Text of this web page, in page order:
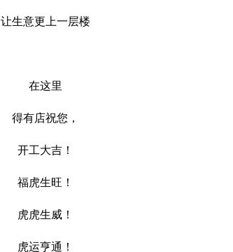
让生意更上一层楼
在这里
得有店祝您，
开工大吉！
福虎生旺！
虎虎生威！
虎运亨通！